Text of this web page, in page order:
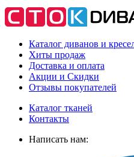
Каталог диванов и
Хиты продаж
Доставка и оплата
Акции и Скидки
Отзывы покупателей
Каталог тканей
Контакты
Написать нам: